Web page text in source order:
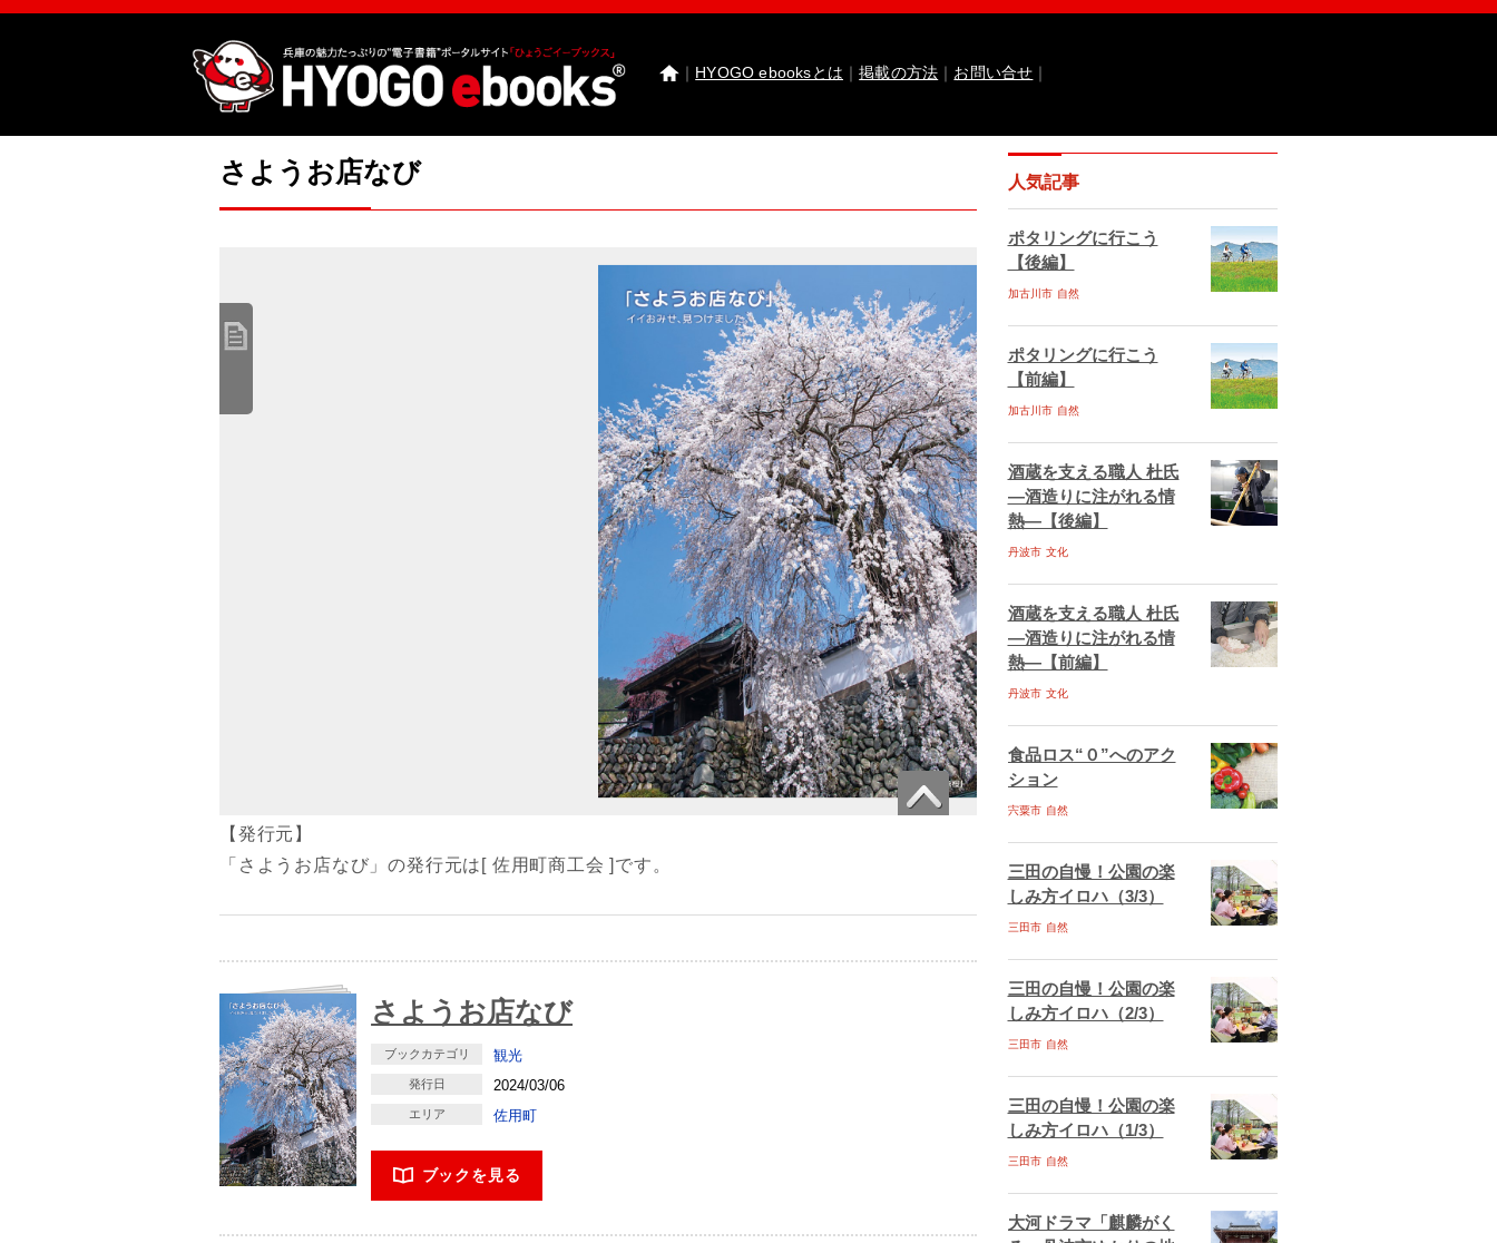
｜ HYOGO ebooksとは ｜掲載の方法 ｜ お問い合せ ｜
わたしたちのまち北播磨がもっと好きになる なるほどっ！山田錦
園田学園女子大学 園田学園女子大学短期大学部 国際交流センター
神戸市ebooks
神戸市垂水区ebooks丹波市ebooks
福崎町ebooks
市川町ebooks上郡町ebooks赤穂市ebooks多可町ebooks佐用町ebooks
西脇市ebooks
高砂市ebooks太子町ebooks香美町ebooks 加東市ebooks川西市ebooks
宍粟市ebooks
たつの市ebooks姫路市ebooks朝来市ebooks
猪名川町ebooks新温泉町ebooks神河町ebooks 相生市ebooks稲美町ebooks
丹波篠山市ebooksFacebooktwitterInstagram イベント情報イベント情報掲載のお申し込み
HYOGO ebooksとは運営会社ご利用ガイドよくある質問サイトマップ
お問い合せ
掲載の方法掲載規約個人情報保護方針セキュリティポリシー
さようお店なび
【発行元】
「さようお店なび」の発行元は[ 佐用町商工会 ]です。
さようお店なび
ブックカテゴリ 観光
発行日 2024/03/06
エリア 佐用町
ブックを見る
人気記事
ポタリングに行こう
【後編】
加古川市 自然
ポタリングに行こう
【前編】
加古川市 自然
酒蔵を支える職人 杜氏
―酒造りに注がれる情
熱―【後編】
丹波市 文化
酒蔵を支える職人 杜氏
―酒造りに注がれる情
熱―【前編】
丹波市 文化
食品ロス“０”へのアク
ション
宍粟市 自然
三田の自慢！公園の楽
しみ方イロハ（3/3）
三田市 自然
三田の自慢！公園の楽
しみ方イロハ（2/3）
三田市 自然
三田の自慢！公園の楽
しみ方イロハ（1/3）
三田市 自然
大河ドラマ「麒麟がく